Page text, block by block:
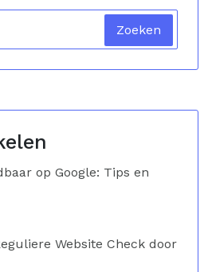
Zoeken
op Google: Tips en
Website Check door